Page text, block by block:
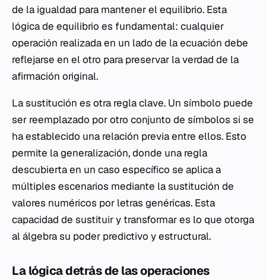
de la igualdad para mantener el equilibrio. Esta
lógica de equilibrio es fundamental: cualquier
operación realizada en un lado de la ecuación debe
reflejarse en el otro para preservar la verdad de la
afirmación original.
La sustitución es otra regla clave. Un símbolo puede
ser reemplazado por otro conjunto de símbolos si se
ha establecido una relación previa entre ellos. Esto
permite la generalización, donde una regla
descubierta en un caso específico se aplica a
múltiples escenarios mediante la sustitución de
valores numéricos por letras genéricas. Esta
capacidad de sustituir y transformar es lo que otorga
al álgebra su poder predictivo y estructural.
La lógica detrás de las operaciones